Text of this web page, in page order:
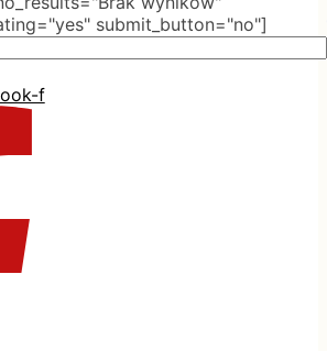
submit_button="no"]
f